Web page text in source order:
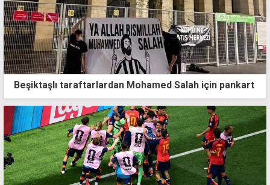
Beşiktaşlı taraftarlardan Mohamed Salah için pankart